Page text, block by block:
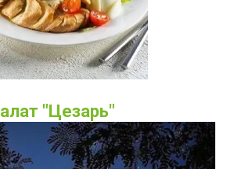
"Цезарь"